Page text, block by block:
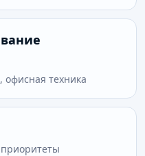
офисная техника
приоритеты